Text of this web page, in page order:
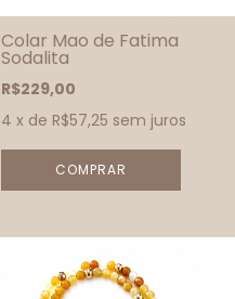
Colar Mao de Fatima
Sodalita
R$229,00
4 x de R$57,25 sem juros